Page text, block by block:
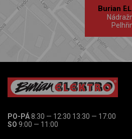
Burian
PO-PÁ8:30 — 12:30 13:30 — 17:00
SO 9:00 — 11:00